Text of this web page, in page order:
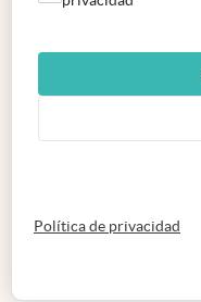
Política de privacidad